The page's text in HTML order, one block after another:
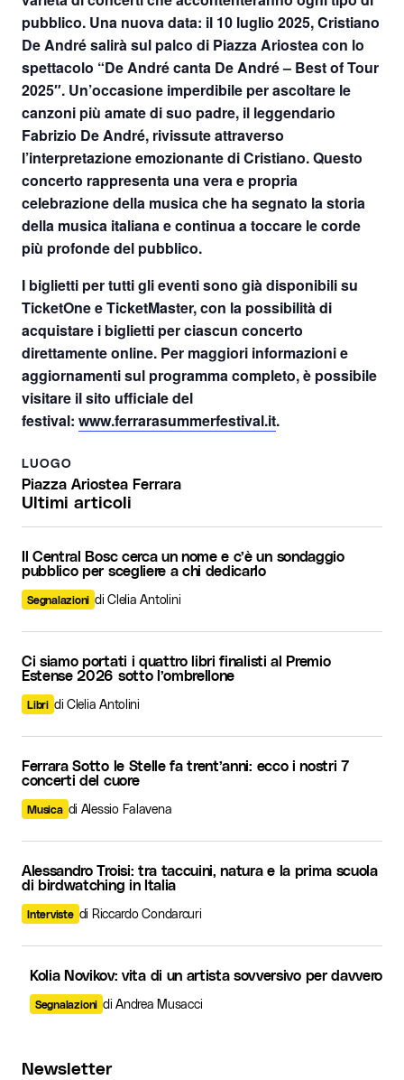
pubblico. Una nuova data: il 10 luglio 2025,Cristiano
De Andrésalirà sul palco di Piazza Ariosteacon lo
spettacolo “De André canta De André – Best of Tour
2025″. Un’occasione imperdibile per ascoltare le
canzoni più amate di suo padre, il leggendario
Fabrizio De André, rivissute attraverso
l’interpretazione emozionante di Cristiano. Questo
concerto rappresenta una vera e propria
celebrazione della musica che ha segnato la storia
della musica italiana e continua a toccare le corde
più profonde del pubblico.
I biglietti per tutti gli eventi sono già disponibili su
TicketOne e TicketMaster, con la possibilità di
acquistare i biglietti per ciascun concerto
direttamente online. Per maggiori informazioni e
aggiornamenti sul programma completo, è possibile
visitare il sito ufficiale del
festival: www.ferrarasummerfestival.it.
LUOGO
Piazza Ariostea Ferrara
Ultimi articoli
Il Central Bosc cerca un nome e c’è un sondaggio
pubblico per scegliere a chi dedicarlo
Segnalazioni di Clelia Antolini
Ci siamo portati i quattro libri finalisti al Premio
Estense 2026 sotto l’ombrellone
Libri di Clelia Antolini
Ferrara Sotto le Stelle fa trent’anni: ecco i nostri 7
concerti del cuore
Musica di Alessio Falavena
Alessandro Troisi: tra taccuini, natura e la prima scuola
di birdwatching in Italia
Interviste di Riccardo Condarcuri
Kolia Novikov: vita di un artista sovversivo per davvero
Segnalazioni di Andrea Musacci
Newsletter